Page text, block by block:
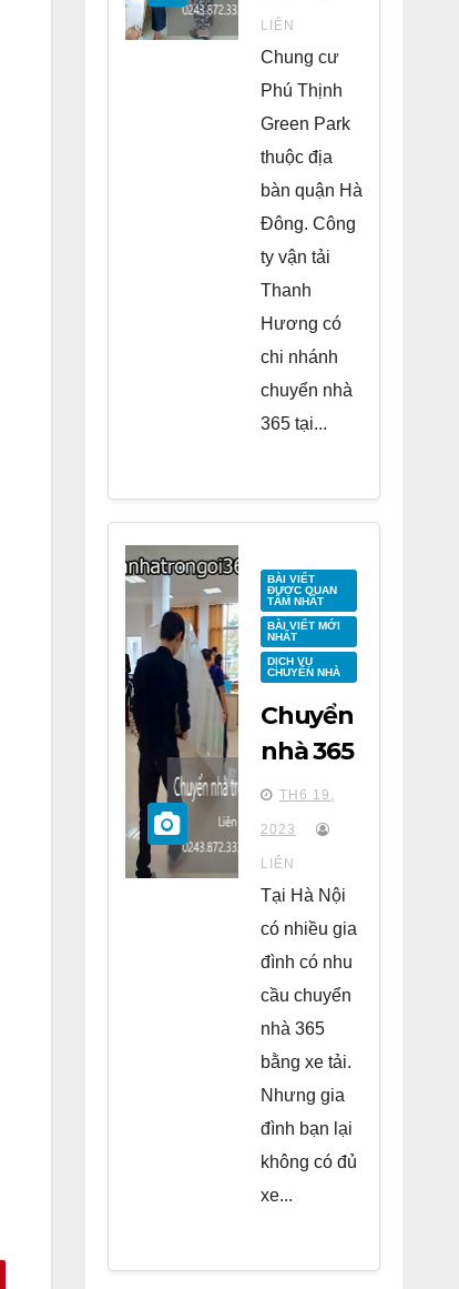
cư Phú
Thịnh
Green
Park Hà
Đông
LIÊN
Chung cư
Phú Thịnh
Green Park
thuộc địa
bàn quận Hà
Đông. Công
ty vận tải
Thanh
Hương có
chi nhánh
chuyển nhà
365 tại...
BÀI VIẾT
ĐƯỢC QUAN
TÂM NHẤT
BÀI VIẾT MỚI
NHẤT
DỊCH VỤ
CHUYỂN NHÀ
Chuyển
nhà 365
tại
chung
cư Park
Kiara Hà
Đông
TH6 19,
2023
LIÊN
Tại Hà Nội
có nhiều gia
đình có nhu
cầu chuyển
nhà 365
bằng xe tải.
Nhưng gia
đình bạn lại
không có đủ
xe...